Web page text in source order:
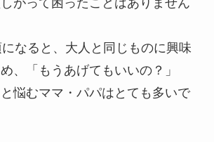
なると、大人と同じものに興味
、「もうあげてもいいの？」
と悩むママ・パパはとても多いで